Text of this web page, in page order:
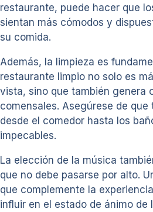
restaurante, puede hacer que
sientan más cómodos y
su comida.
Además, la limpieza es
restaurante limpio no solo es
vista, sino que también genera
comensales. Asegúrese de que
desde el comedor hasta los
impecables.
La elección de la música
que no debe pasarse por alto.
que complemente la
influir en el estado de ánimo de